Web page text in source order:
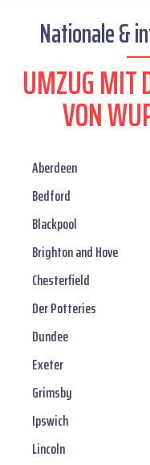
Nationale &
UMZUG MIT
VON
Aberdeen
Bedford
Blackpool
Brighton and Hove
Chesterfield
Der Potteries
Dundee
Exeter
Grimsby
Ipswich
Lincoln